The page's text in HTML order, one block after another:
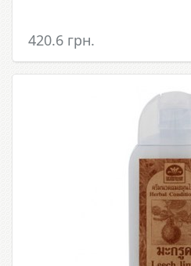
420.6 грн.